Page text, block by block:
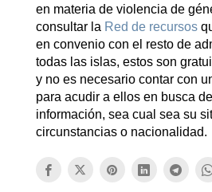
en materia de violencia de
consultar la Red de recursos
en convenio con el resto de
todas las islas, estos son
y no es necesario contar con
para acudir a ellos en busca
información, sea cual sea su
circunstancias o nacionalidad.